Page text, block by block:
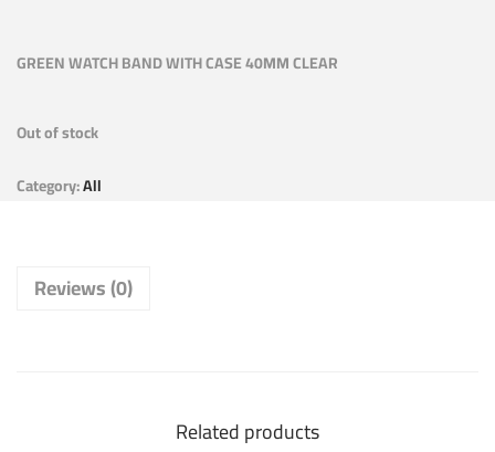
GREEN WATCH BAND WITH CASE 40MM CLEAR
Out of stock
Category:All
Reviews (0)
Related products